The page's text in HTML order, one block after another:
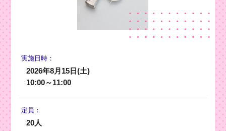
実施日時：
2026年8月15日(土)
10:00～11:00
定員：
20人